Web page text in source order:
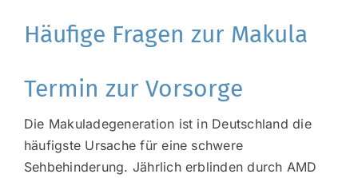
Häufige Fragen zur Makula
Termin zur Vorsorge
Die Makuladegeneration ist in Deutschland die
häufigste Ursache für eine schwere
Sehbehinderung. Jährlich erblinden durch AMD